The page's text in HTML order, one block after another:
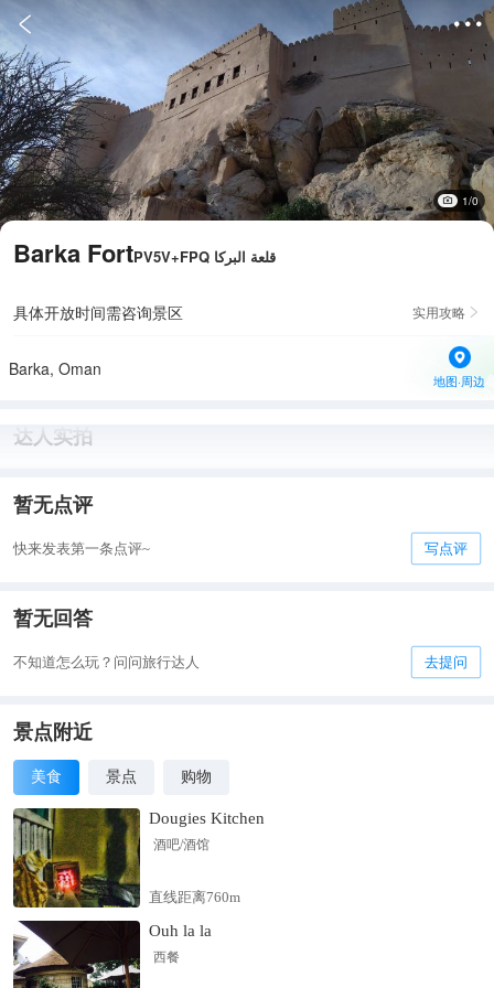
 
1/0
Barka Fort PV5V+FPQ قلعة البرکا
具体开放时间需咨询景区 实用攻略 
Barka, Oman
地图·周边
达人实拍
暂无点评
快来发表第一条点评~ 写点评
暂无回答
不知道怎么玩？问问旅行达人 去提问
景点附近
美食 景点 购物
Dougies Kitchen
酒吧/酒馆
直线距离760m
Ouh la la
西餐